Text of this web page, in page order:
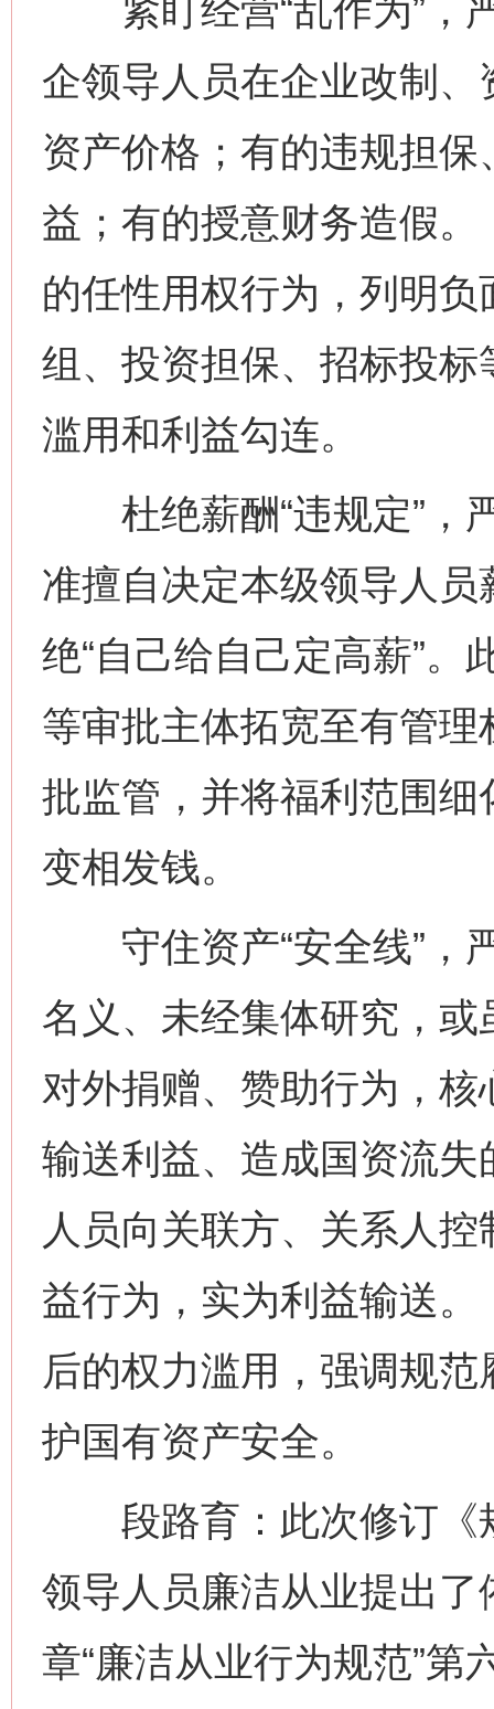
紧盯经营“乱作为”，
企领导人员在企业改制
资产价格；有的违规担
益；有的授意财务造假
的任性用权行为，列明
组、投资担保、招标投
滥用和利益勾连。
杜绝薪酬“违规定”，
准擅自决定本级领导人
绝“自己给自己定高薪”。
等审批主体拓宽至有管
批监管，并将福利范围
变相发钱。
守住资产“安全线”，
名义、未经集体研究，
对外捐赠、赞助行为，
输送利益、造成国资流
人员向关联方、关系人控
益行为，实为利益输送
后的权力滥用，强调规
护国有资产安全。
段路育：此次修订《
领导人员廉洁从业提出
章“廉洁从业行为规范”第